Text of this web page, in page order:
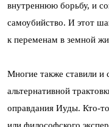
внутреннюю борьбу, и
самоубийство. И этот
к переменам в земной
Многие также ставили и
альтернативной
оправдания Иуды. Кто-то